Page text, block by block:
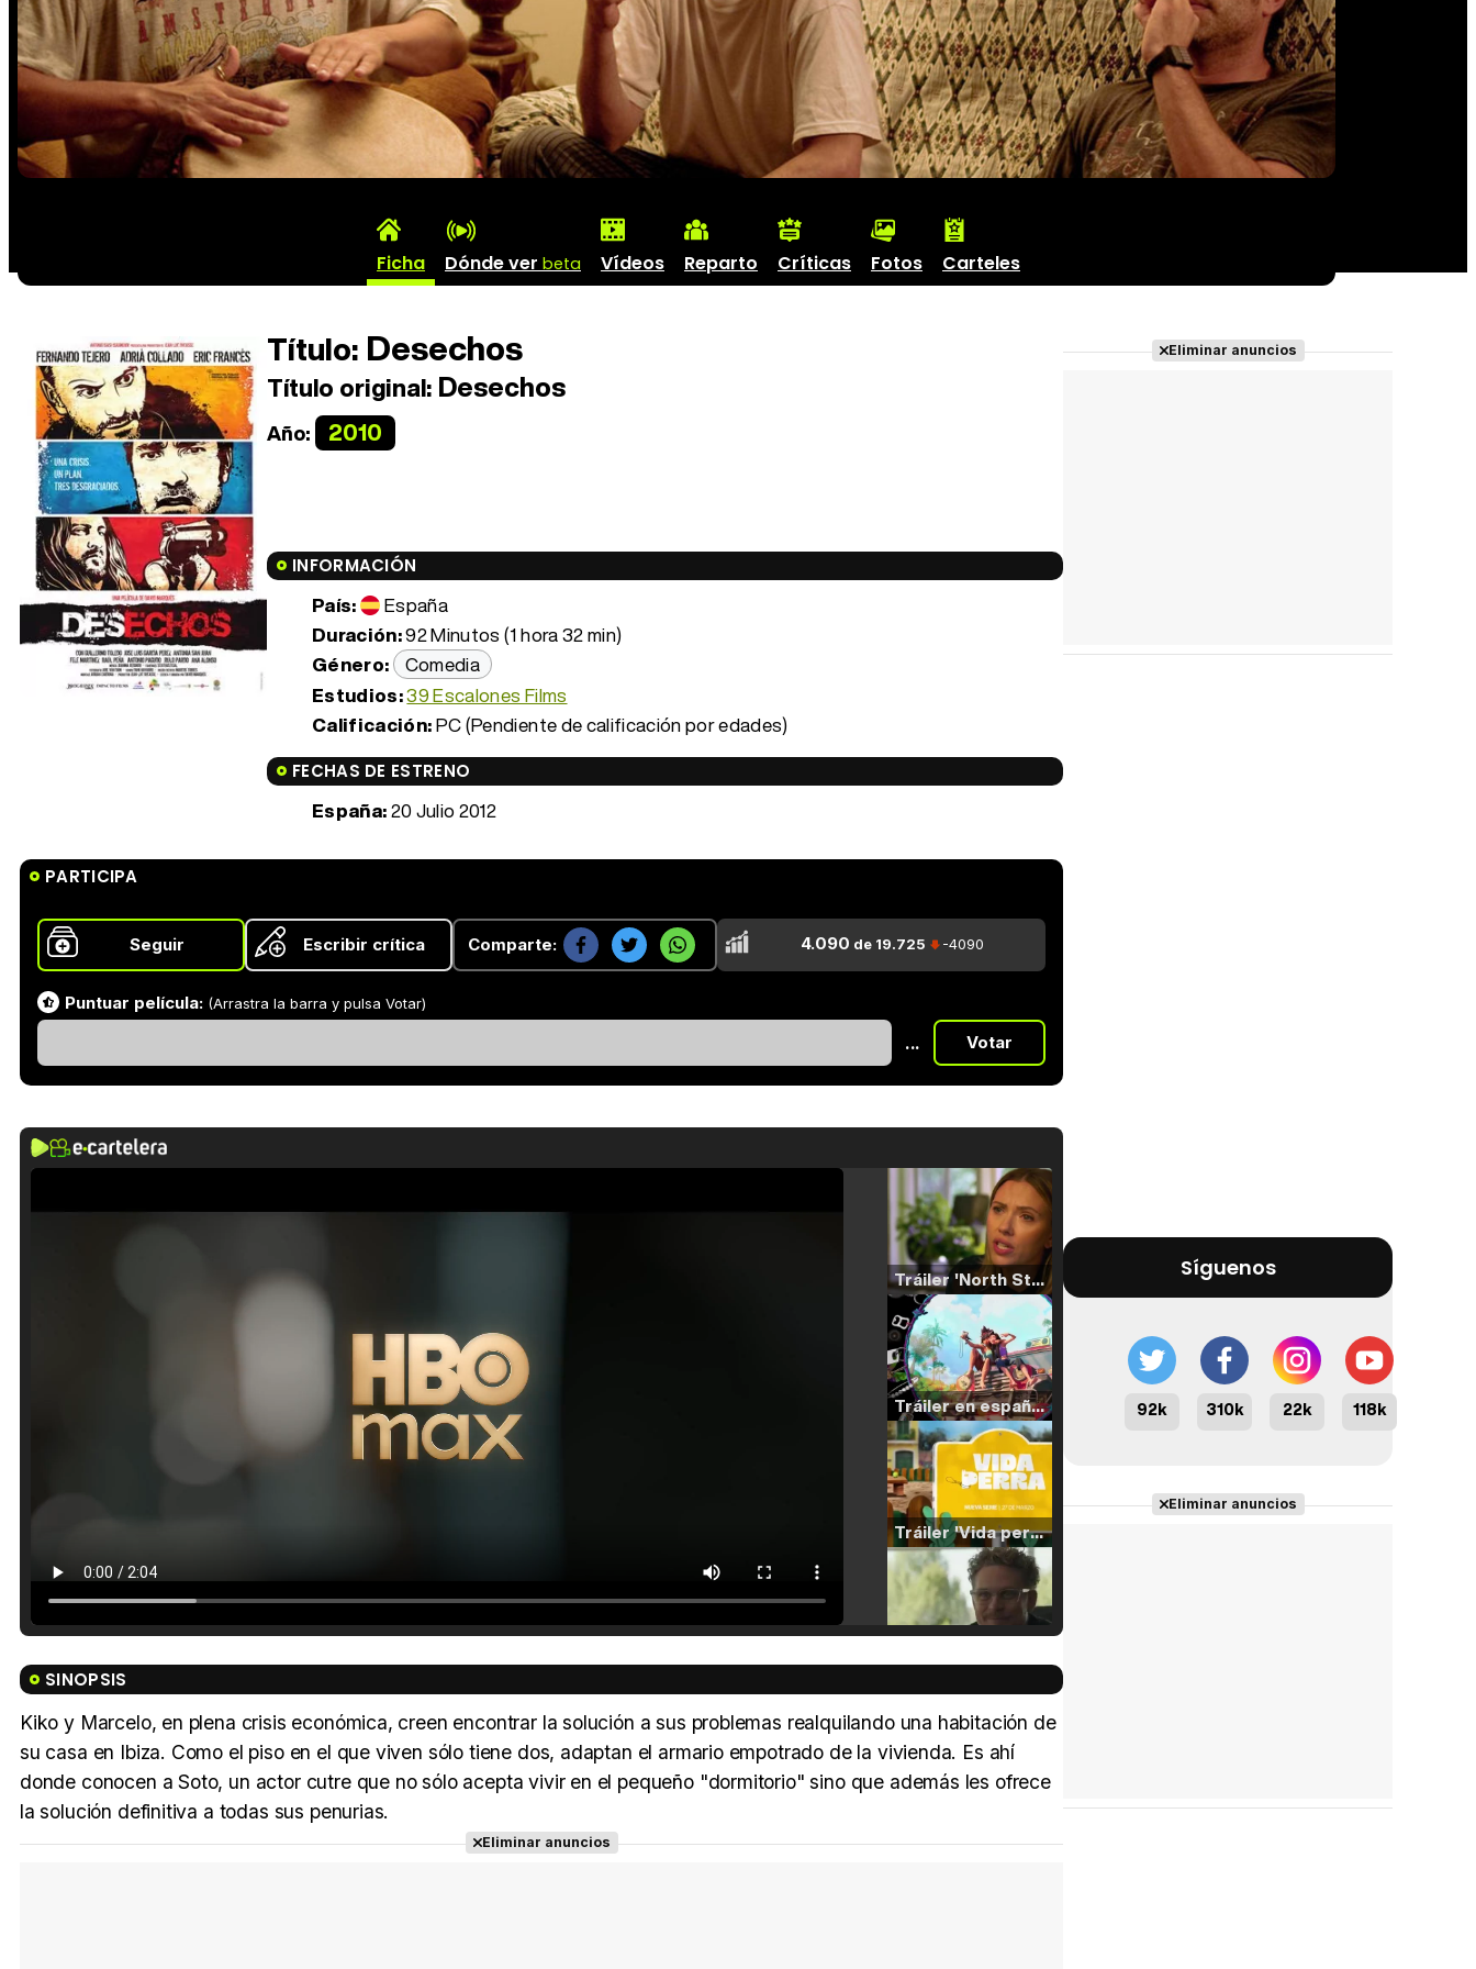
Ficha Dónde ver beta Vídeos Reparto Críticas Fotos Carteles
Título: Desechos
Título original: Desechos
Año: 2010
INFORMACIÓN
País:
España
Duración:92 Minutos (1 hora 32 min)
Género: Comedia
Estudios:39 Escalones Films
Calificación:PC (Pendiente de calificación por edades)
FECHAS DE ESTRENO
España:20 Julio 2012
PARTICIPA
Seguir Escribir crítica Comparte: 4.090 de 19.725 -4090
Puntuar película: (Arrastra la barra y pulsa Votar)
... Votar
Tráiler 'North Star' (2023)
Tráiler en español de 'La isla olvidada'
Tráiler 'Vida perra' (2026)
Tráiler en español 'Outcome' (2026)
SINOPSIS
Kiko y Marcelo, en plena crisis económica, creen encontrar la solución a sus problemas realquilando una habitación de
su casa en Ibiza. Como el piso en el que viven sólo tiene dos, adaptan el armario empotrado de la vivienda. Es ahí
donde conocen a Soto, un actor cutre que no sólo acepta vivir en el pequeño "dormitorio" sino que además les ofrece
la solución definitiva a todas sus penurias.
Eliminar anuncios
Eliminar anuncios
Síguenos
92k 310k 22k 118k
Eliminar anuncios